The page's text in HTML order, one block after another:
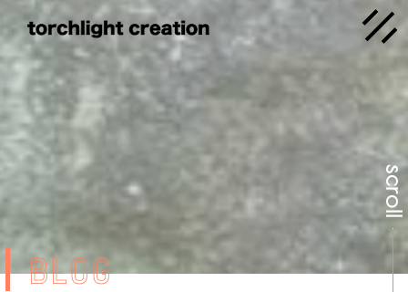
scroll
BLOG